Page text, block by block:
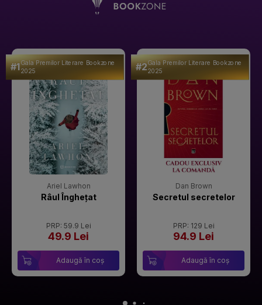
#1Gala Premilor Literare Bookzone
2025
Ariel Lawhon
Râul Înghețat
PRP: 59.9 Lei
49.9 Lei
Adaugă în coș
#2Gala Premilor Literare Bookzone
2025
Dan Brown
Secretul secretelor
PRP: 129 Lei
94.9 Lei
Adaugă în coș